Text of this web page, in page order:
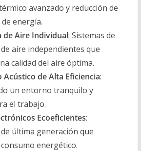
avanzado y reducción de
energía.
de Aire Individual: Sistemas de
aire independientes que
calidad del aire óptima.
Acústico de Alta Eficiencia:
un entorno tranquilo y
el trabajo.
Ecoeficientes:
última generación que
energético.